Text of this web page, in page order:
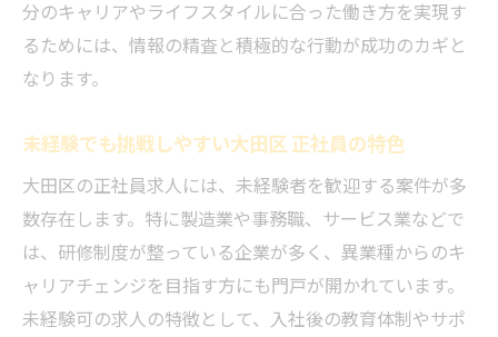
分のキャリアやライフスタイルに合った働き方を実現す
るためには、情報の精査と積極的な行動が成功のカギと
なります。
未経験でも挑戦しやすい大田区 正社員の特色
大田区の正社員求人には、未経験者を歓迎する案件が多
数存在します。特に製造業や事務職、サービス業などで
は、研修制度が整っている企業が多く、異業種からのキ
ャリアチェンジを目指す方にも門戸が開かれています。
未経験可の求人の特徴として、入社後の教育体制やサポ